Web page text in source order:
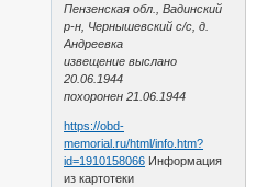
Пензенская обл., Вадинский
р-н, Чернышевский с/с, д.
Андреевка
извещение выслано
20.06.1944
похоронен 21.06.1944
https://obd-
memorial.ru/html/info.htm?
id=1910158066 Информация
из картотеки